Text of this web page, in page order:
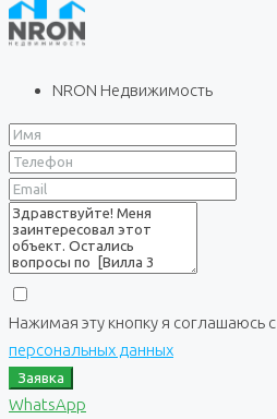
NRON Недвижимость
Нажимая эту кнопку я соглашаюсь с
персональных данных
Заявка
WhatsApp